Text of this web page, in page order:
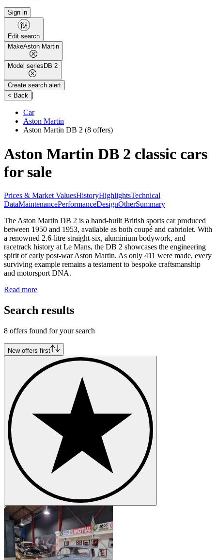
Sign in
Edit search
MakeAston Martin
Model series DB 2
Create search alert
< Back |
Car
Aston Martin
Aston Martin DB 2 (8 offers)
Aston Martin DB 2 classic cars
for sale
Prices & Market ValuesHistoryHighlightsTechnical
DataMaintenancePerformanceDesignOtherSummary
The Aston Martin DB 2 is a hand-built British sports car produced
between 1950 and 1953, available as both coupé and cabriolet. With
a renowned 2.6-litre straight-six, aluminium bodywork, and
racetrack history at Le Mans, the DB 2 showcases the engineering
spirit of early post-war Aston Martin. As only 411 were made, every
surviving example remains a testament to bespoke craftsmanship
and motorsport DNA.
Read more
Search results
8 offers found for your search
New offers first